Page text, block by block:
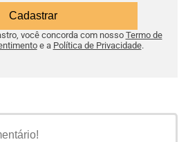
você concorda com nosso Termo de
e a Política de Privacidade.